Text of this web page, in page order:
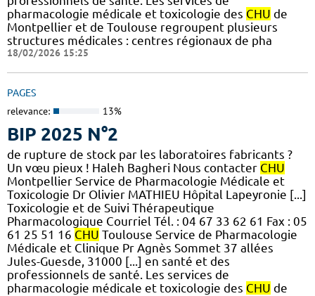
pharmacologie médicale et toxicologie des CHU de
Montpellier et de Toulouse regroupent plusieurs
structures médicales : centres régionaux de pha
18/02/2026 15:25
PAGES
relevance: 13%
BIP 2025 N°2
de rupture de stock par les laboratoires fabricants ?
Un vœu pieux ! Haleh Bagheri Nous contacter CHU
Montpellier Service de Pharmacologie Médicale et
Toxicologie Dr Olivier MATHIEU Hôpital Lapeyronie [...]
Toxicologie et de Suivi Thérapeutique
Pharmacologique Courriel Tél. : 04 67 33 62 61 Fax : 05
61 25 51 16 CHU Toulouse Service de Pharmacologie
Médicale et Clinique Pr Agnès Sommet 37 allées
Jules-Guesde, 31000 [...] en santé et des
professionnels de santé. Les services de
pharmacologie médicale et toxicologie des CHU de